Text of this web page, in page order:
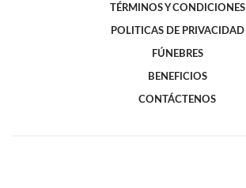
TÉRMINOS Y CONDICIONES
POLITICAS DE PRIVACIDAD
FÚNEBRES
BENEFICIOS
CONTÁCTENOS